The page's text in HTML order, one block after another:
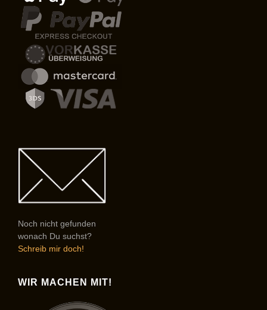
Noch nicht gefunden
wonach Du suchst?
Schreib mir doch!
WIR MACHEN MIT!